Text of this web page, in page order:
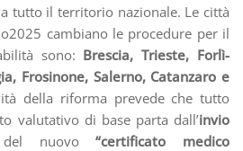
tutto il territorio nazionale. Le città
cambiano le procedure per il
sono: Brescia, Trieste, Forlì-
Frosinone, Salerno, Catanzaro e
della riforma prevede che tutto
valutativo di base parta dall’invio
del nuovo“certificato medico